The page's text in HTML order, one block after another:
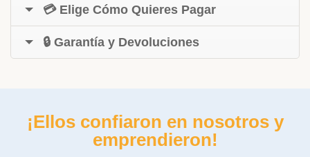
💳 Elige Cómo Quieres Pagar
🔒 Garantía y Devoluciones
¡Ellos confiaron en nosotros y
emprendieron!